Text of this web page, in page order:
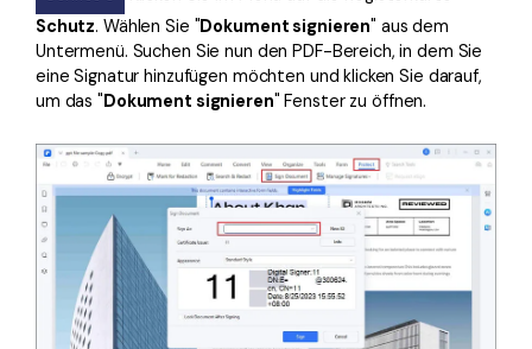
Schutz. Wählen Sie "Dokument signieren" aus dem
Untermenü. Suchen Sie nun den PDF-Bereich, in dem Sie
eine Signatur hinzufügen möchten und klicken Sie darauf,
um das "Dokument signieren" Fenster zu öffnen.